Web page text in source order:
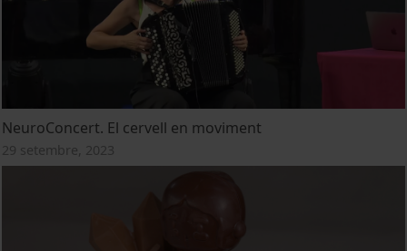
NeuroConcert. El cervell en moviment
29 setembre, 2023